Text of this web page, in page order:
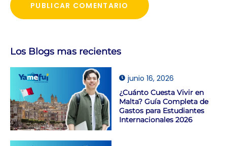
Los Blogs mas recientes
junio 16, 2026
¿Cuánto Cuesta Vivir en
Malta? Guía Completa de
Gastos para Estudiantes
Internacionales 2026